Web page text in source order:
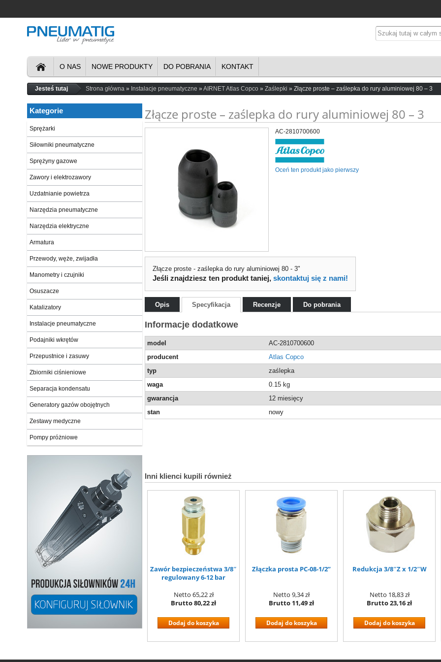
O NAS NOWE PRODUKTY DO POBRANIA KONTAKT
Jesteś tutaj Strona główna Instalacje pneumatyczne AIRNET Atlas Copco Zaślepki Złącze proste – zaślepka do rury aluminiowej 80 – 3
Złącze proste – zaślepka do rury aluminiowej 80 – 3
AC-2810700600
Oceń ten produkt jako pierwszy
Złącze proste - zaślepka do rury aluminiowej 80 - 3"
Jeśli znajdziesz ten produkt taniej,skontaktuj się z nami!
Opis Specyfikacja Recenzje Do pobrania
Informacje dodatkowe
model
AC-2810700600
producent
Atlas Copco
typ
zaślepka
waga
0.15 kg
gwarancja
12 miesięcy
stan
nowy
Inni klienci kupili również
Zawór bezpieczeństwa 3/8″
regulowany 6-12 bar
Netto 65,22 zł
Brutto80,22 zł
Dodaj do koszyka
Złączka prosta PC-08-1/2”
Netto 9,34 zł
Brutto 11,49 zł
Dodaj do koszyka
Redukcja 3/8″Z x 1/2″W
Netto 18,83 zł
Brutto23,16 zł
Dodaj do koszyka
Kategorie
Sprężarki
Siłowniki pneumatyczne
Sprężyny gazowe
Zawory i elektrozawory
Uzdatnianie powietrza
Narzędzia pneumatyczne
Narzędzia elektryczne
Armatura
Przewody, węże, zwijadła
Manometry i czujniki
Osuszacze
Katalizatory
Instalacje pneumatyczne
Podajniki wkrętów
Przepustnice i zasuwy
Zbiorniki ciśnieniowe
Separacja kondensatu
Generatory gazów obojętnych
Zestawy medyczne
Pompy próżniowe